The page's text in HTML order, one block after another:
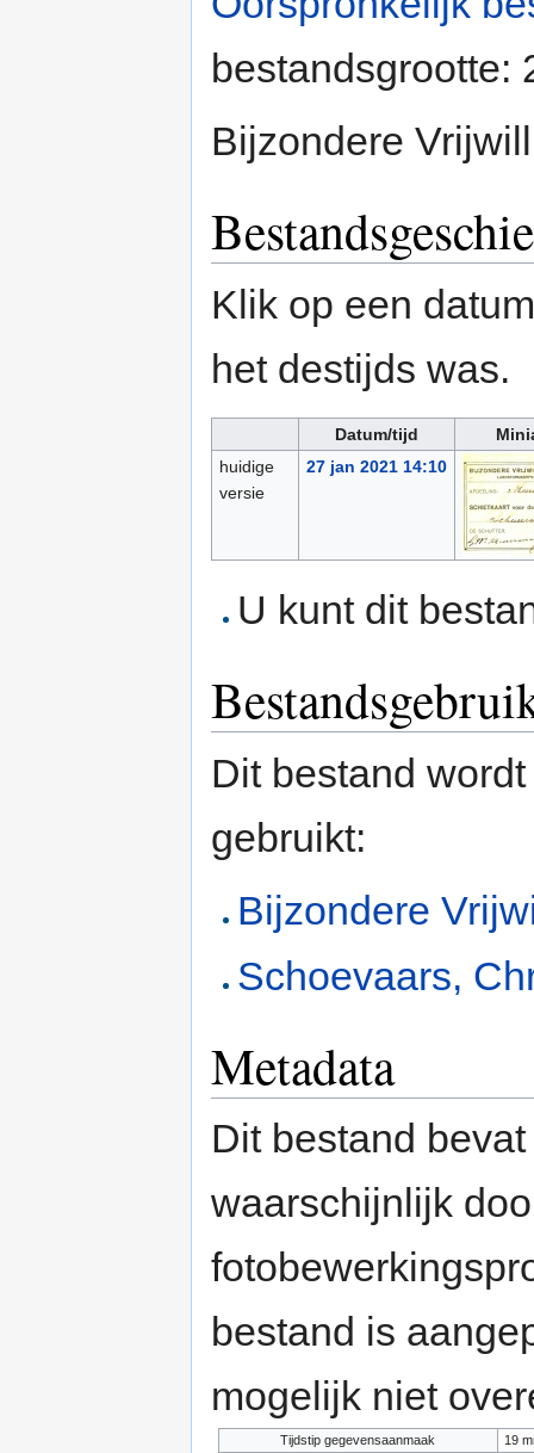
bestandsgrootte:
Bijzondere
Klik op een
het destijds was.
Datum/tijd
huidige
versie
27 jan 2021 14:10
U kunt dit
Dit bestand
gebruikt:
Bijzondere
Schoevaars,
Metadata
Dit bestand
waarschijnlijk
bestand is
mogelijk niet
Tijdstip gegevensaanmaak 19